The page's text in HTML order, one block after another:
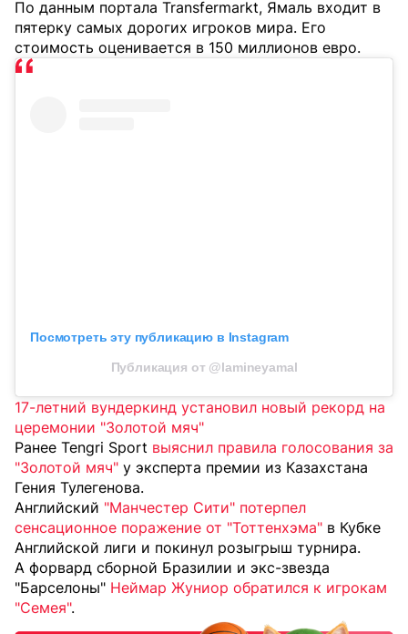
По данным портала Transfermarkt, Ямаль входит в
пятерку самых дорогих игроков мира. Его
стоимость оценивается в 150 миллионов евро.
Посмотреть эту публикацию в Instagram
Публикация от @lamineyamal
17-летний вундеркинд установил новый рекорд на
церемонии "Золотой мяч"
Ранее Tengri Sport выяснил правила голосования за
"Золотой мяч" у эксперта премии из Казахстана
Гения Тулегенова.
Английский "Манчестер Сити" потерпел
сенсационное поражение от "Тоттенхэма" в Кубке
Английской лиги и покинул розыгрыш турнира.
А форвард сборной Бразилии и экс-звезда
"Барселоны" Неймар Жуниор обратился к игрокам
"Семея".